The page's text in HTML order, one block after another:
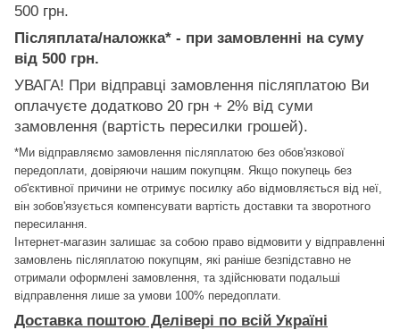
500 грн.
Післяплата/наложка* - при замовленні на суму
від 500 грн.
УВАГА! При відправці замовлення післяплатою Ви
оплачуєте додатково 20 грн + 2% від суми
замовлення (вартість пересилки грошей).
*Ми відправляємо замовлення післяплатою без обов'язкової
передоплати, довіряючи нашим покупцям. Якщо покупець без
об'єктивної причини не отримує посилку або відмовляється від неї,
він зобов'язується компенсувати вартість доставки та зворотного
пересилання.
Інтернет-магазин залишає за собою право відмовити у відправленні
замовлень післяплатою покупцям, які раніше безпідставно не
отримали оформлені замовлення, та здійснювати подальші
відправлення лише за умови 100% передоплати.
Доставка поштою Делівері по всій Україні